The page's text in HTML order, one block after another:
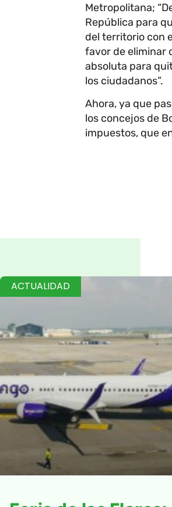
Metropolitana;
República para
del territorio con
favor de eliminar
absoluta para
los ciudadanos”.
Ahora, ya que
los concejos de
impuestos, que
ACTUALIDAD